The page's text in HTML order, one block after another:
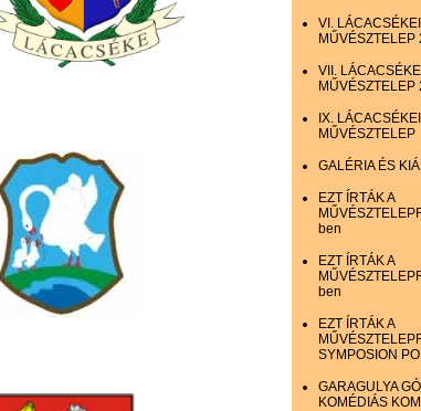
VI. LÁCACSÉKEI
MŰVÉSZTELEP
VII. LÁCACSÉKEI
MŰVÉSZTELEP
IX. LÁCACSÉKEI
MŰVÉSZTELEP
GALÉRIA ÉS
EZT ÍRTÁK A
ben
EZT ÍRTÁK A
ben
EZT ÍRTÁK A
SYMPOSION
GARAGULYA
KOMÉDIÁS